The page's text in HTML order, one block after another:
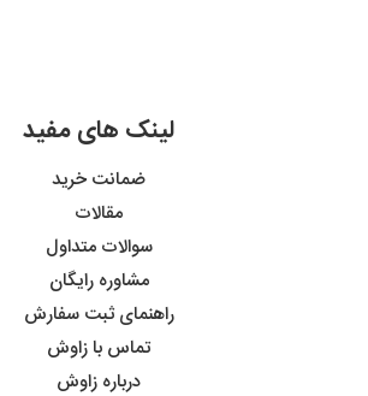
لینک های مفید
ضمانت خرید
مقالات
سوالات متداول
مشاوره رایگان
راهنمای ثبت سفارش
تماس با زاوش
درباره زاوش